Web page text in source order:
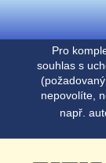
Pro
souhlas s
nepovolíte,
např.